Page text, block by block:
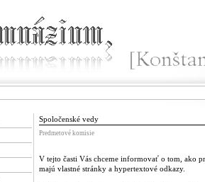
Spoločenské vedy
Predmetové komisie
V tejto časti Vás chceme informovať o tom, ako
majú vlastné stránky a hypertextové odkazy.